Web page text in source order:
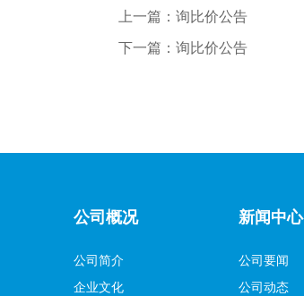
上一篇： 询比价公告
下一篇： 询比价公告
公司概况
公司简介
企业文化
新闻中心
公司要闻
公司动态